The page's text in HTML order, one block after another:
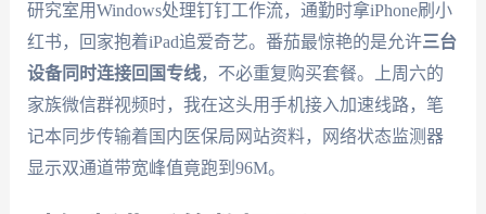
研究室用Windows处理钉钉工作流，通勤时拿iPhone刷小
红书，回家抱着iPad追爱奇艺。番茄最惊艳的是允许三台
设备同时连接回国专线，不必重复购买套餐。上周六的
家族微信群视频时，我在这头用手机接入加速线路，笔
记本同步传输着国内医保局网站资料，网络状态监测器
显示双通道带宽峰值竟跑到96M。